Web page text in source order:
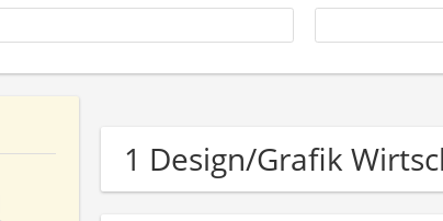
1 Design/Grafik